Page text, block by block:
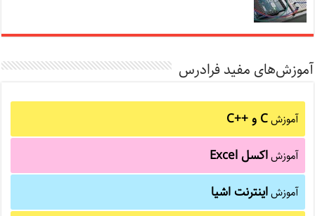
آموزش‌های مفید فرادرس
آموزشC و C++‎
آموزشاکسل Excel
آموزشاینترنت اشیا